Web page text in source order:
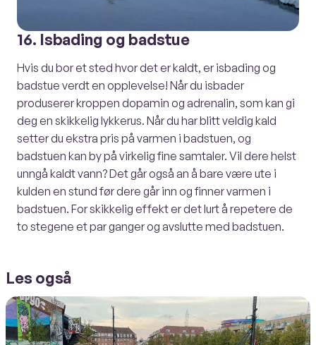
16. Isbading og badstue
Hvis du bor et sted hvor det er kaldt, er isbading og
badstue verdt en opplevelse! Når du isbader
produserer kroppen dopamin og adrenalin, som kan gi
deg en skikkelig lykkerus. Når du har blitt veldig kald
setter du ekstra pris på varmen i badstuen, og
badstuen kan by på virkelig fine samtaler. Vil dere helst
unngå kaldt vann? Det går også an å bare være ute i
kulden en stund før dere går inn og finner varmen i
badstuen. For skikkelig effekt er det lurt å repetere de
to stegene et par ganger og avslutte med badstuen.
Les også